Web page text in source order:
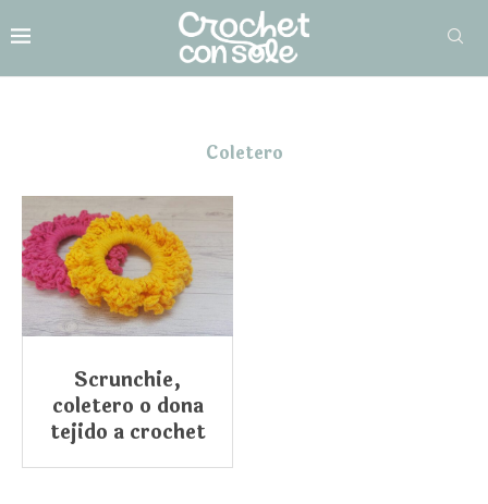
Coletero
Scrunchie,
coletero o dona
tejido a crochet